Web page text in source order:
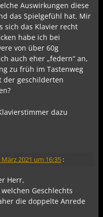
Auswirkungen diese
das Spielgefühl hat. Mir
sich das Klavier recht
habe ich bei
von über 60g
auch eher „federn“ an,
zu früh im Tastenweg
der geschilderten
dazu
März 2021 um 16:35 :
Herr,
Geschlechts
die doppelte Anrede